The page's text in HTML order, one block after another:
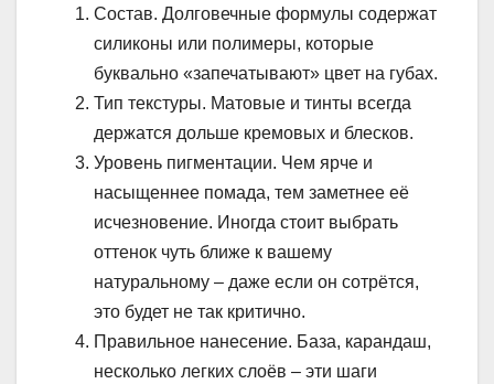
Состав. Долговечные формулы содержат
силиконы или полимеры, которые
буквально «запечатывают» цвет на губах.
Тип текстуры. Матовые и тинты всегда
держатся дольше кремовых и блесков.
Уровень пигментации. Чем ярче и
насыщеннее помада, тем заметнее её
исчезновение. Иногда стоит выбрать
оттенок чуть ближе к вашему
натуральному – даже если он сотрётся,
это будет не так критично.
Правильное нанесение. База, карандаш,
несколько легких слоёв – эти шаги